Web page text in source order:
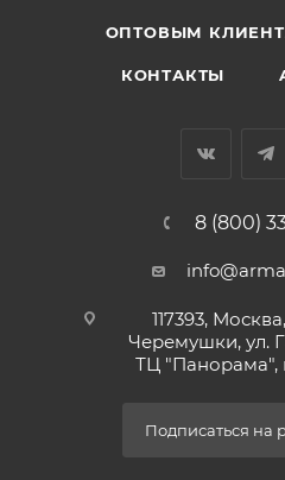
ОПТОВЫМ
КОНТАКТЫ
8 (800)
117393,
Черемушки, ул.
ТЦ "Панорама",
Подписаться на